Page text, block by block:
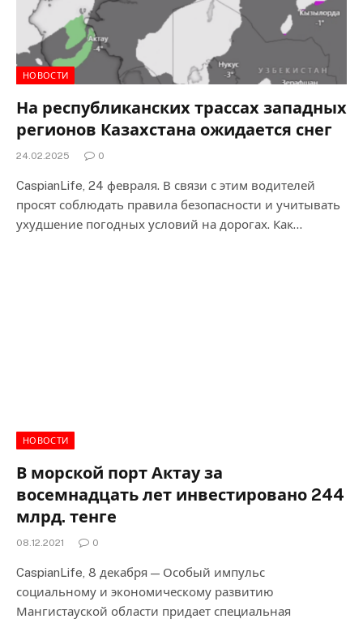
НОВОСТИ
На республиканских трассах западных
регионов Казахстана ожидается снег
24.02.2025 0
CaspianLife, 24 февраля. В связи с этим водителей
просят соблюдать правила безопасности и учитывать
ухудшение погодных условий на дорогах. Как…
НОВОСТИ
В морской порт Актау за
восемнадцать лет инвестировано 244
млрд. тенге
08.12.2021 0
CaspianLife, 8 декабря — Особый импульс
социальному и экономическому развитию
Мангистауской области придает специальная